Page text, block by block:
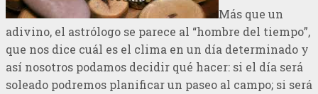
Más que un
adivino, el astrólogo se parece al “hombre del tiempo”,
que nos dice cuál es el clima en un día determinado y
así nosotros podamos decidir qué hacer: si el día será
soleado podremos planificar un paseo al campo; si será